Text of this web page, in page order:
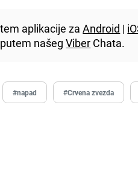
aplikacije zaAndroid |
našegViber Chata.
#napad #Crvena zvezda